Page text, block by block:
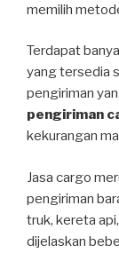
memilih
Terdapat
yang tersedia
pengiriman
pengiriman
kekurangan
Jasa cargo
pengiriman
truk, kereta
dijelaskan